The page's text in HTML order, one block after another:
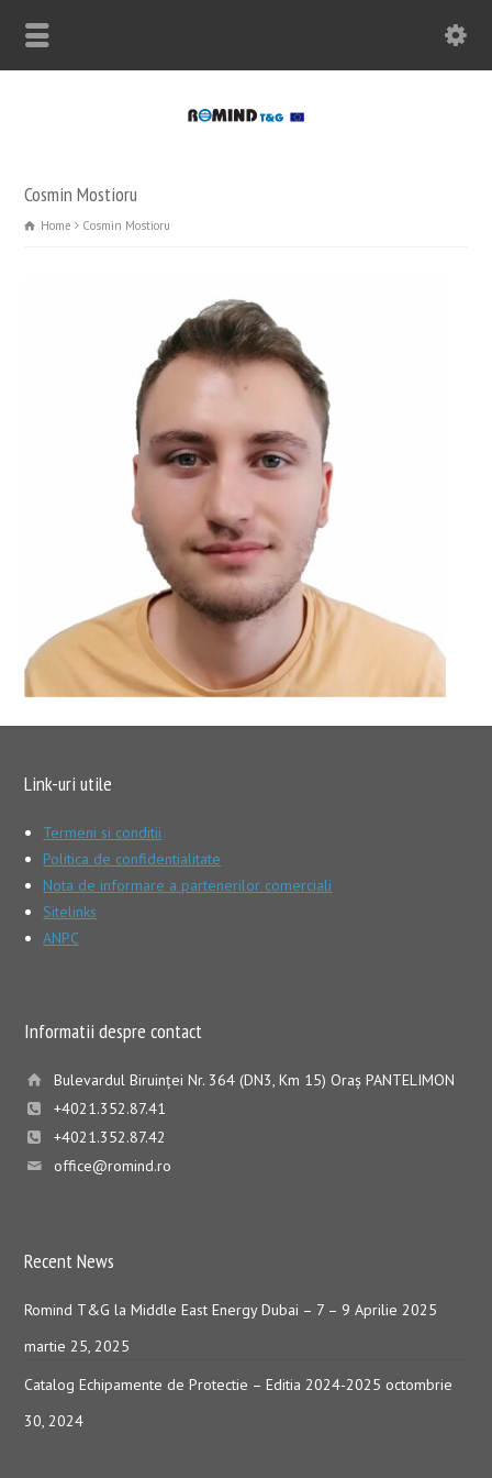
Cosmin Mostioru
Home Cosmin Mostioru
Link-uri utile
Termeni si conditii
Politica de confidentialitate
Nota de informare a partenerilor comerciali
Sitelinks
ANPC
Informatii despre contact
Bulevardul Biruinţei Nr. 364 (DN3, Km 15) Oraş PANTELIMON
+4021.352.87.41
+4021.352.87.42
office@romind.ro
Recent News
Romind T&G la Middle East Energy Dubai – 7 – 9 Aprilie 2025
martie 25, 2025
Catalog Echipamente de Protectie – Editia 2024-2025 octombrie
30, 2024